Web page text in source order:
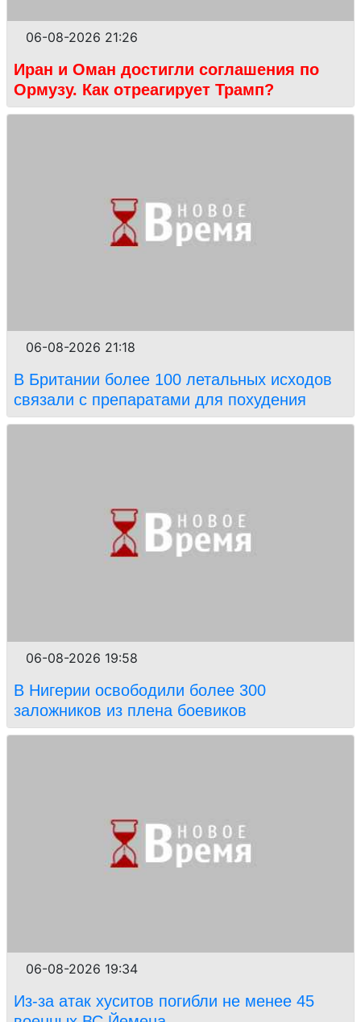
06-08-2026 21:26
Иран и Оман достигли соглашения по
Ормузу. Как отреагирует Трамп?
06-08-2026 21:18
В Британии более 100 летальных исходов
связали с препаратами для похудения
06-08-2026 19:58
В Нигерии освободили более 300
заложников из плена боевиков
06-08-2026 19:34
Из-за атак хуситов погибли не менее 45